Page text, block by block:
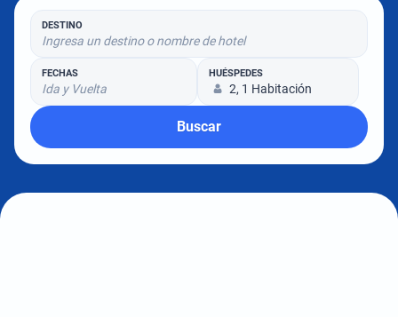
DESTINO
Ingresa un destino o nombre de hotel
FECHAS
Ida y Vuelta
HUÉSPEDES
2, 1 Habitación
Buscar